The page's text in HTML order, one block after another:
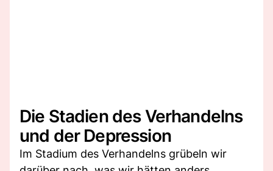
Die Stadien des Verhandelns
und der Depression
Im Stadium des Verhandelns grübeln wir